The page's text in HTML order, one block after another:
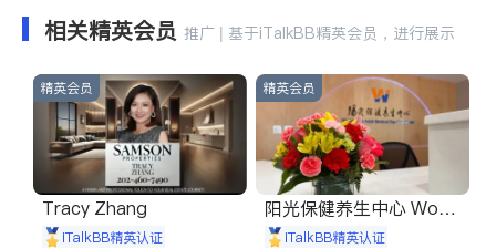
相关精英会员 推广 | 基于iTalkBB精英会员，进行展示
精英会员
Tracy Zhang
iTalkBB精英认证
精英会员
阳光保健养生中心 World
shine
iTalkBB精英认证